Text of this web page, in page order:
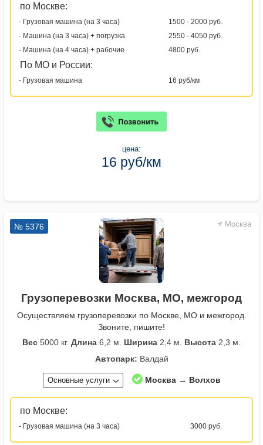
по Москве:
- Грузовая машина (на 3 часа)
1500 - 2000 руб.
- Машина (на 3 часа) + погрузка
2550 - 4050 руб.
- Машина (на 4 часа) + рабочие
4800 руб.
По МО и России:
- Грузовая машина 16 руб/км
цена:
16 руб/км
Москва
№ 5376
Грузоперевозки Москва, МО, межгород
Осуществляем грузоперевозки по Москве, МО и межгород.
Звоните, пишите!
Вес 5000 кг. Длина 6,2 м. Ширина 2,4 м. Высота 2,3 м.
Автопарк: Валдай
Основные услуги Москва → Волхов
по Москве:
- Грузовая машина (на 3 часа) 3000 руб.